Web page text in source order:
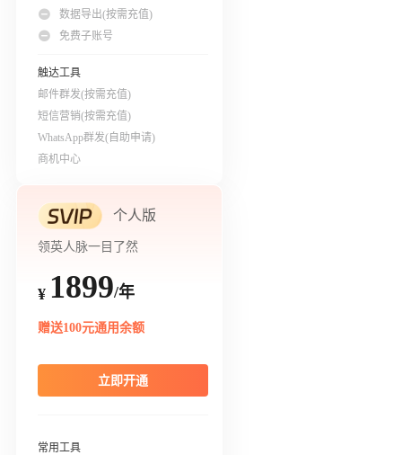
数据导出(按需充值)
免费子账号
触达工具
邮件群发(按需充值)
短信营销(按需充值)
WhatsApp群发(自助申请)
商机中心
个人版
领英人脉一目了然
¥ 1899/年
赠送100元通用余额
立即开通
常用工具